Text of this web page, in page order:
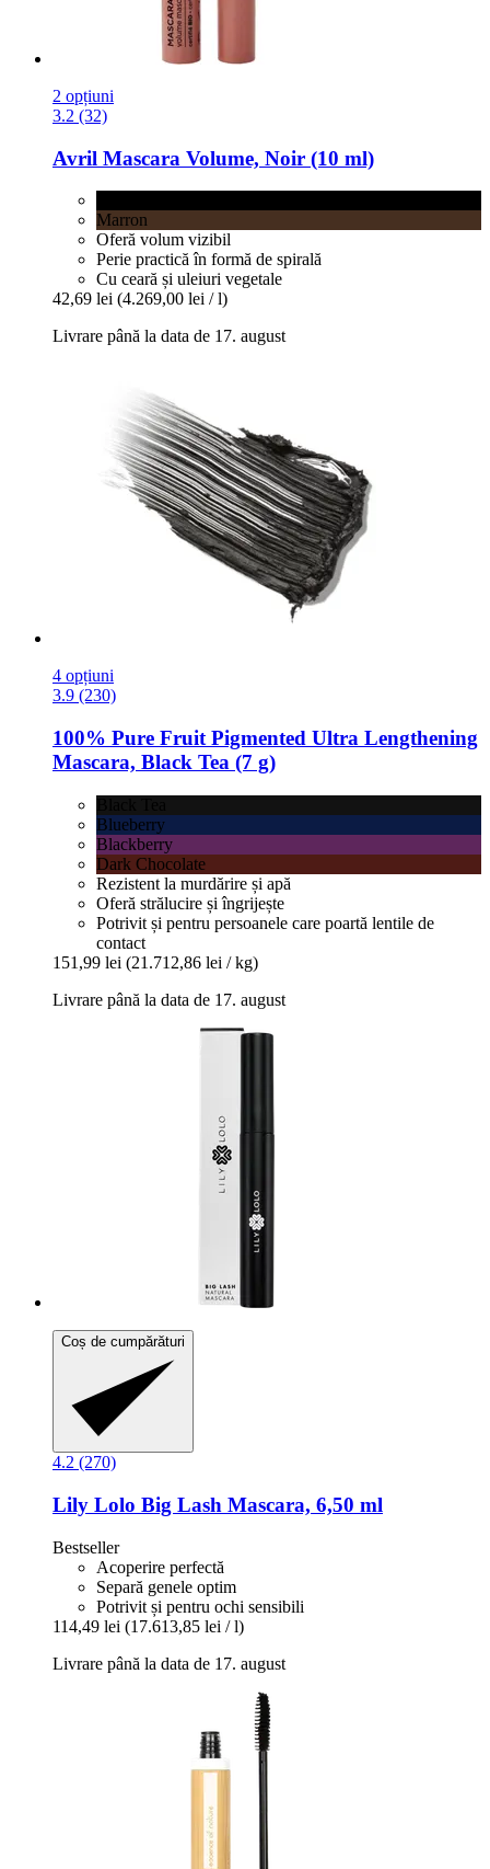
2 opțiuni
3.2 (32)
Avril Mascara Volume, Noir (10 ml)
Marron
Oferă volum vizibil
Perie practică în formă de spirală
Cu ceară și uleiuri vegetale
42,69 lei (4.269,00 lei / l)
Livrare până la data de 17. august
4 opțiuni
3.9 (230)
100% Pure Fruit Pigmented Ultra Lengthening
Mascara, Black Tea (7 g)
Blueberry
Blackberry
Dark Chocolate
Rezistent la murdărire și apă
Oferă strălucire și îngrijește
Potrivit și pentru persoanele care poartă lentile de
contact
151,99 lei (21.712,86 lei / kg)
Livrare până la data de 17. august
Coș de cumpărături
4.2 (270)
Lily Lolo Big Lash Mascara, 6,50 ml
Bestseller
Acoperire perfectă
Separă genele optim
Potrivit și pentru ochi sensibili
114,49 lei (17.613,85 lei / l)
Livrare până la data de 17. august